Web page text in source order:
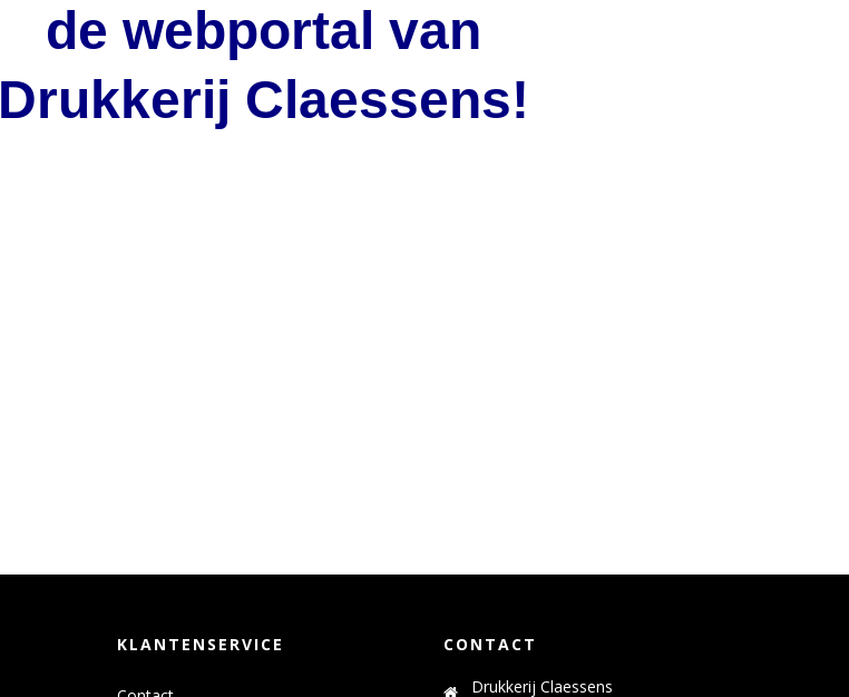
de webportal van
Drukkerij Claessens!
KLANTENSERVICE
CONTACT
Drukkerij Claessens